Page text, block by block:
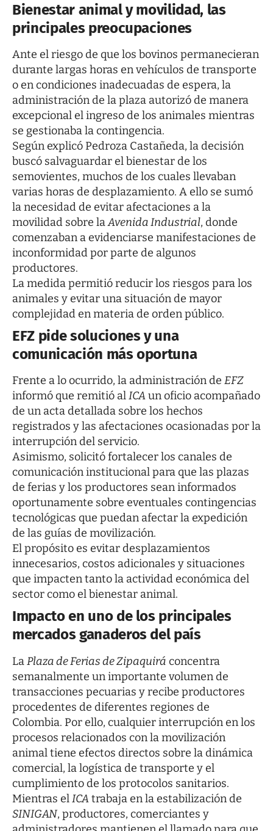
Bienestar animal y movilidad, las
principales preocupaciones
Ante el riesgo de que los bovinos permanecieran
durante largas horas en vehículos de transporte
o en condiciones inadecuadas de espera, la
administración de la plaza autorizó de manera
excepcional el ingreso de los animales mientras
se gestionaba la contingencia.
Según explicó Pedroza Castañeda, la decisión
buscó salvaguardar el bienestar de los
semovientes, muchos de los cuales llevaban
varias horas de desplazamiento. A ello se sumó
la necesidad de evitar afectaciones a la
movilidad sobre laAvenida Industrial, donde
comenzaban a evidenciarse manifestaciones de
inconformidad por parte de algunos
productores.
La medida permitió reducir los riesgos para los
animales y evitar una situación de mayor
complejidad en materia de orden público.
EFZ pide soluciones y una
comunicación más oportuna
Frente a lo ocurrido, la administración de EFZ
informó que remitió alICAun oficio acompañado
de un acta detallada sobre los hechos
registrados y las afectaciones ocasionadas por la
interrupción del servicio.
Asimismo, solicitó fortalecer los canales de
comunicación institucional para que las plazas
de ferias y los productores sean informados
oportunamente sobre eventuales contingencias
tecnológicas que puedan afectar la expedición
de las guías de movilización.
El propósito es evitar desplazamientos
innecesarios, costos adicionales y situaciones
que impacten tanto la actividad económica del
sector como el bienestar animal.
Impacto en uno de los principales
mercados ganaderos del país
LaPlaza de Ferias de Zipaquirá concentra
semanalmente un importante volumen de
transacciones pecuarias y recibe productores
procedentes de diferentes regiones de
Colombia. Por ello, cualquier interrupción en los
procesos relacionados con la movilización
animal tiene efectos directos sobre la dinámica
comercial, la logística de transporte y el
cumplimiento de los protocolos sanitarios.
Mientras elICAtrabaja en la estabilización de
SINIGAN, productores, comerciantes y